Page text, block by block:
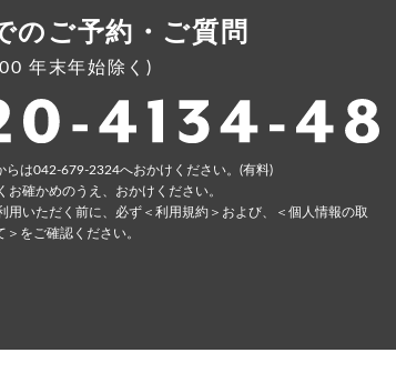
のご予約・ご質問
年末年始除く)
らは042-679-2324へおかけください。(有料)
お確かめのうえ、おかけください。
⽤いただく前に、必ず ＜利⽤規約＞ および、
＜個⼈情報の取
＞ をご確認ください。